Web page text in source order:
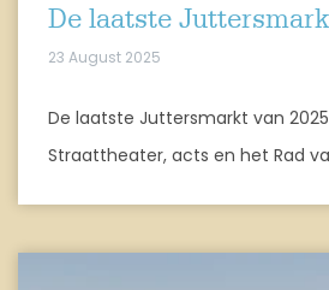
De laatste
23 August 2025
De laatste Juttersmarkt van
Straattheater, acts en het Rad